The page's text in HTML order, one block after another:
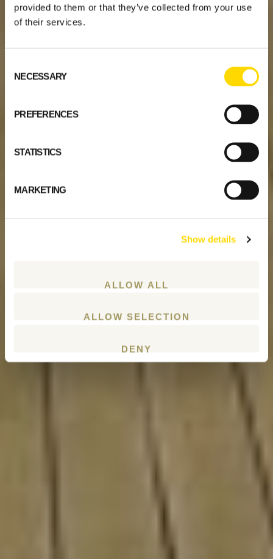
provided to them or that they’ve collected from your use
of their services.
Selection
NECESSARY
PREFERENCES
STATISTICS
MARKETING
Show details
ALLOW ALL
ALLOW SELECTION
DENY